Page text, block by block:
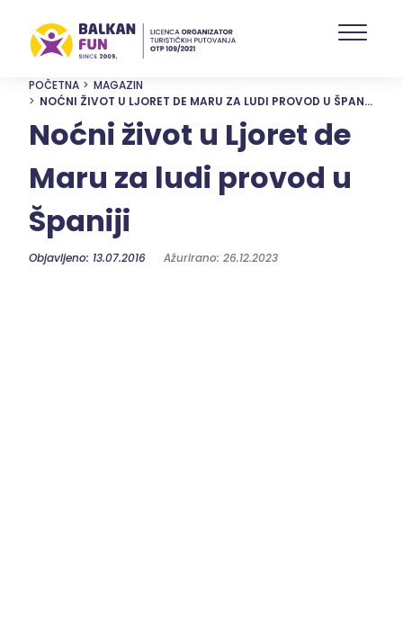
main
contentPOČETNA
MAGAZIN
NOĆNI ŽIVOT U LJORET DE MARU ZA LUDI PROVOD U ŠPANIJI
Noćni život u Ljoret de
Maru za ludi provod u
Španiji
Objavljeno: 13.07.2016 Ažurirano: 26.12.2023